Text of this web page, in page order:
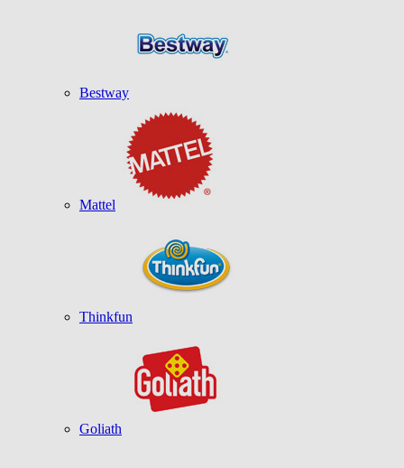
Bestway
Mattel
Thinkfun
Goliath